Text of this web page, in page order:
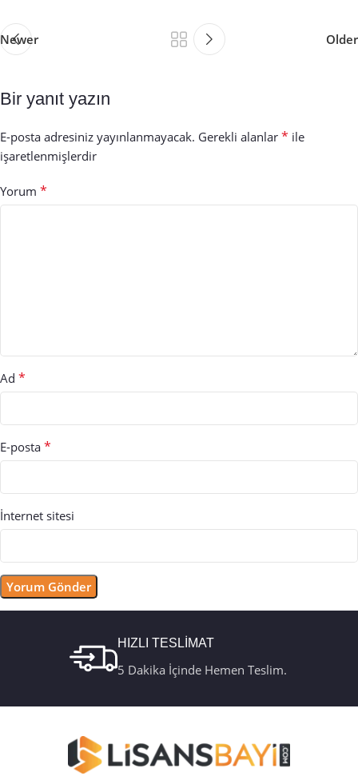
Newer Older
Bir yanıt yazın
E-posta adresiniz yayınlanmayacak. Gerekli alanlar * ile
işaretlenmişlerdir
Yorum *
Ad *
E-posta *
İnternet sitesi
HIZLI TESLİMAT
5 Dakika İçinde Hemen Teslim.